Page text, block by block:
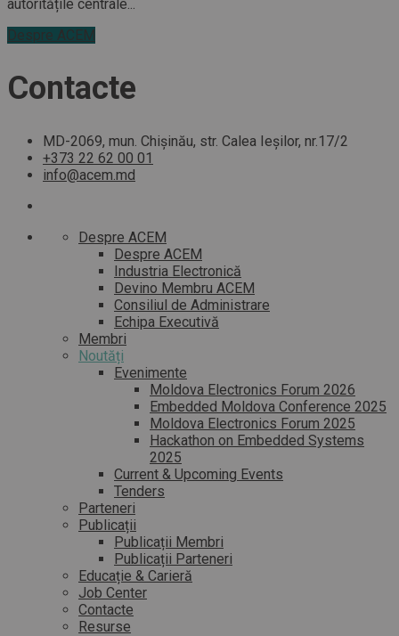
autoritățile centrale...
Despre ACEM
Contacte
MD-2069, mun. Chișinău, str. Calea Ieșilor, nr.17/2
+373 22 62 00 01
info@acem.md
Despre ACEM
Despre ACEM
Industria Electronică
Devino Membru ACEM
Consiliul de Administrare
Echipa Executivă
Membri
Noutăți
Evenimente
Moldova Electronics Forum 2026
Embedded Moldova Conference 2025
Moldova Electronics Forum 2025
Hackathon on Embedded Systems
2025
Current & Upcoming Events
Tenders
Parteneri
Publicații
Publicații Membri
Publicații Parteneri
Educație & Carieră
Job Center
Contacte
Resurse